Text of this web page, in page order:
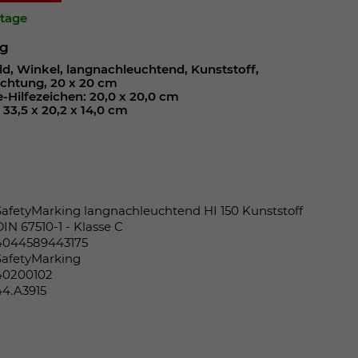
Winkel, langnachleuchtend, Kunststoff,
20 x 20 cm
Hilfezeichen: 20,0 x 20,0 cm
x 20,2 x 14,0 cm
langnachleuchtend HI 150 Kunststoff
67510-1 - Klasse C